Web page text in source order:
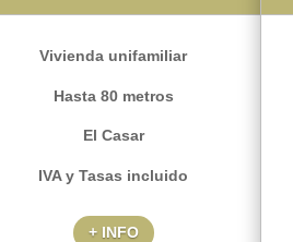
Vivienda unifamiliar
Hasta 80 metros
El Casar
IVA y Tasas incluido
+ INFO